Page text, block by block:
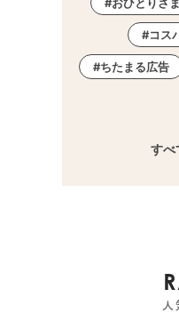
コス
ちたまる広告
すべ
人